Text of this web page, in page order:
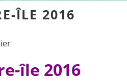
ÎLE 2016
île 2016